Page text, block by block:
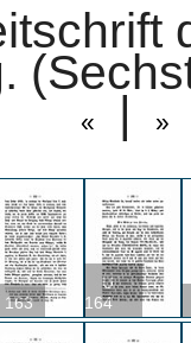
« | »
163
U
164